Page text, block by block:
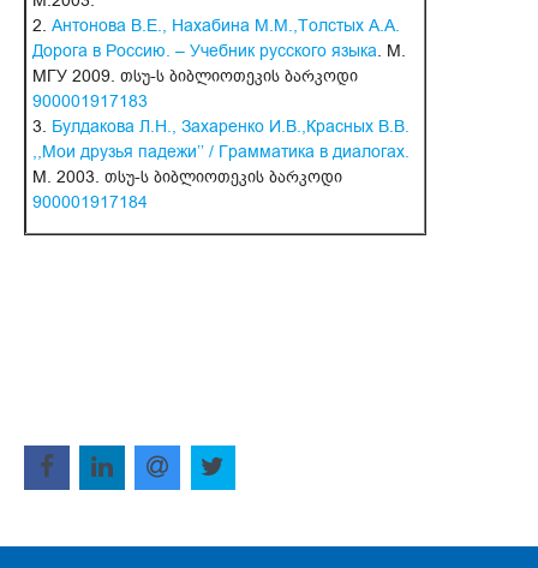
2. Антонова В.Е., Нахабина М.М.,Толстых А.А.
Дорога в Россию. – Учебник русского языка. М.
МГУ 2009. თსუ-ს ბიბლიოთეკის ბარკოდი
900001917183
3. Булдакова Л.Н., Захаренко И.В.,Красных В.В.
,,Мои друзья падежи’’ / Грамматика в диалогах.
М. 2003. თსუ-ს ბიბლიოთეკის ბარკოდი
900001917184